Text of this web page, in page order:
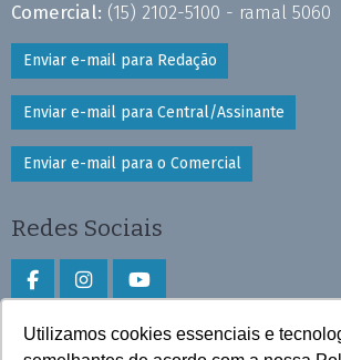
Utilizamos cookies essenciais e
Comercial: (15) 2102-5100 - ramal 5060
Enviar e-mail para Redação
Enviar e-mail para Central/Assinante
Enviar e-mail para o Comercial
Redes Sociais
Faça download do aplicativo